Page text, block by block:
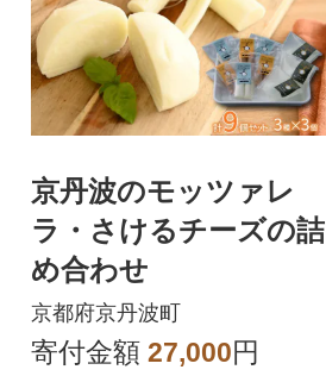
京丹波のモッツァレ
ラ・さけるチーズの詰
め合わせ
京都府京丹波町
寄付金額 27,000円